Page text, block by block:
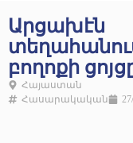
Արցախէն
բողոքի
Հայաստան
Հասարակական